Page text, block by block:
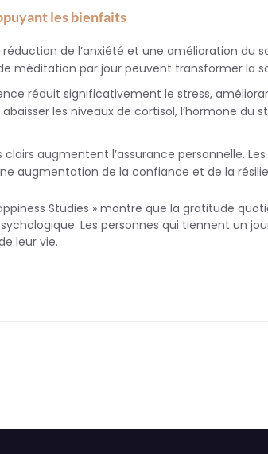
les bienfaits
réduction de l’anxiété et une amélioration du
méditation par jour peuvent transformer la
réduit significativement le stress,
les niveaux de cortisol, l’hormone du
clairs augmentent l’assurance personnelle.
augmentation de la confiance et de la
Studies » montre que la gratitude
Les personnes qui tiennent un
leur vie.